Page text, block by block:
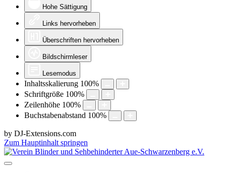
Hohe Sättigung
Links hervorheben
Überschriften hervorheben
Bildschirmleser
Lesemodus
Inhaltsskalierung 100%
Schriftgröße 100%
Zeilenhöhe 100%
Buchstabenabstand 100%
by DJ-Extensions.com
Zum Hauptinhalt springen